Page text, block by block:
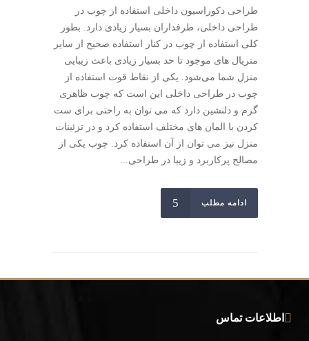
طراحی دکوراسیون داخلی استفاده از چوب در
طراحی داخلی، طرفداران بسیار زیادی دارد. بطور
کلی استفاده از چوب در کنار استفاده صحیح از سایر
متریال های موجود تا حد بسیار زیادی باعث زیبایی
منزل شما می‌شود. یکی از نقاط قوت استفاده از
چوب در طراحی داخلی این است که چوب ظاهری
گرم و دلنشین دارد که می توان به راحتی برای ست
کردن با المان های مختلف استفاده کرد و در تزئینات
منزل نیز می توان از آن استفاده کرد. چوب یکی از
مصالح پرکاربرد و زیبا در طراحی...
ادامه مطلب
اطلاعات تماس